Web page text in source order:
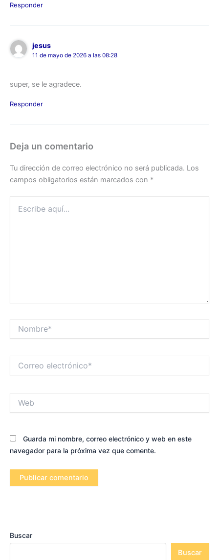
Responder
jesus
11 de mayo de 2026 a las 08:28
super, se le agradece.
Responder
Deja un comentario
Tu dirección de correo electrónico no será publicada. Los
campos obligatorios están marcados con *
aquí...
electrónico*
Guarda mi nombre, correo electrónico y web en este
navegador para la próxima vez que comente.
Buscar
Buscar